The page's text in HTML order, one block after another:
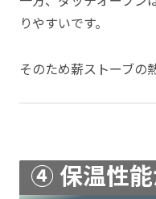
りやすいです。
そのため薪ストーブの
④ 保温性